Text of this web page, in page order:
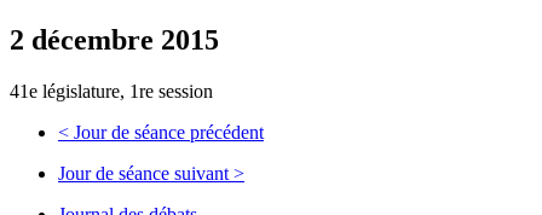
2 décembre 2015
41e législature, 1re session
< Jour de séance précédent
Jour de séance suivant >